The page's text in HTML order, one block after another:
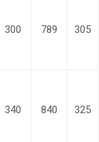
300 789 305
340 840 325